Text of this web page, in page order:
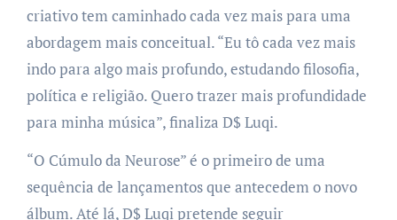
criativo tem caminhado cada vez mais para uma
abordagem mais conceitual. “Eu tô cada vez mais
indo para algo mais profundo, estudando filosofia,
política e religião. Quero trazer mais profundidade
para minha música”, finaliza D$ Luqi.
“O Cúmulo da Neurose” é o primeiro de uma
sequência de lançamentos que antecedem o novo
álbum. Até lá, D$ Luqi pretende seguir